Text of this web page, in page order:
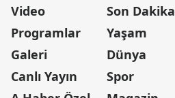
Video
Programlar
Galeri
Canlı Yayın
Son Dakika
Yaşam
Dünya
Spor